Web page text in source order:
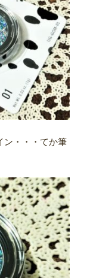
ン・・・てか筆